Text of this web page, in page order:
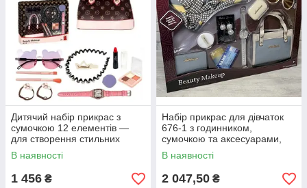
Дитячий набір прикрас з
сумочкою 12 елементів —
для створення стильних
образів та яскравих
аксесуарів
В наявності
1 456 ₴
Набір прикрас для дівчаток
676-1 з годинником,
сумочкою та аксесуарами,
8+.
В наявності
2 047,50 ₴